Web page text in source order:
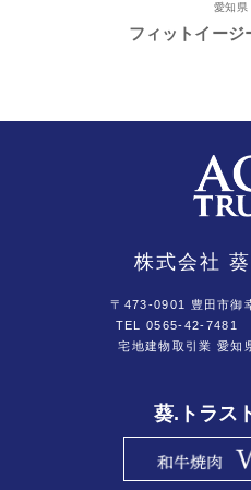
愛知
フィットイージ
株式会社
〒473-0901 豊田市御
TEL 0565-42-7481
宅地建物取引業 愛知
葵.トラス